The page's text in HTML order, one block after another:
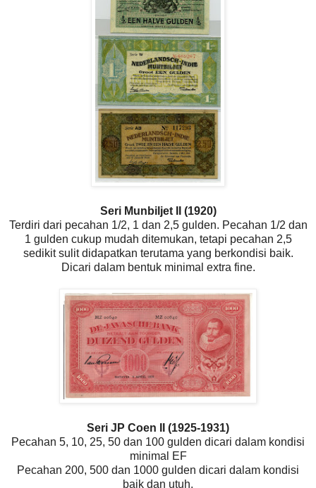
Seri Munbiljet II (1920)
Terdiri dari pecahan 1/2, 1 dan 2,5 gulden. Pecahan 1/2 dan
1 gulden cukup mudah ditemukan, tetapi pecahan 2,5
sedikit sulit didapatkan terutama yang berkondisi baik.
Dicari dalam bentuk minimal extra fine.
Seri JP Coen II (1925-1931)
Pecahan 5, 10, 25, 50 dan 100 gulden dicari dalam kondisi
minimal EF
Pecahan 200, 500 dan 1000 gulden dicari dalam kondisi
baik dan utuh.